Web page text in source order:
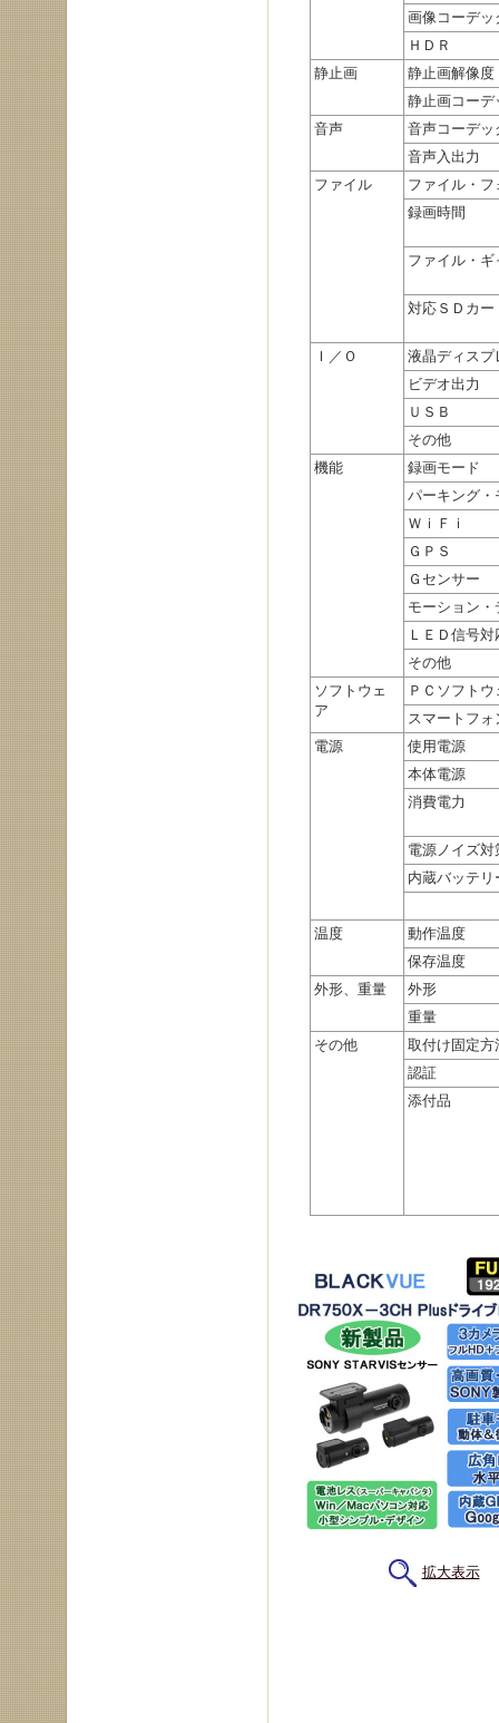
画像コーデッ
ＨＤＲ
静止画
静止画解像度
静止画コーデ
音声
音声コーデッ
音声入出力
ファイル
ファイル・
録画時間
ファイル・ギ
対応ＳＤカー
Ｉ／Ｏ
液晶ディスプ
ビデオ出力
ＵＳＢ
その他
機能
録画モード
パーキング・
ＷｉＦｉ
ＧＰＳ
Ｇセンサー
モーション
ＬＥＤ信号対
その他
ソフトウェ
ア
ＰＣソフトウ
スマートフ
電源
使用電源
本体電源
消費電力
電源ノイズ対
内蔵バッテリ
温度
動作温度
保存温度
外形、重量
外形
重量
その他
取付け固定方
認証
添付品
拡大表示